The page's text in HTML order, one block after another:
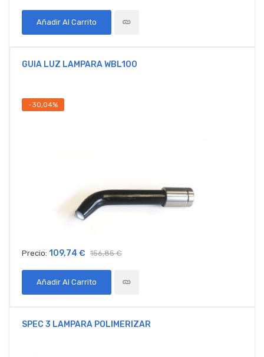
Añadir Al Carrito
GUIA LUZ LAMPARA WBL100
-30,04%
Precio: 109,74 € 156,85 €
Añadir Al Carrito
SPEC 3 LAMPARA POLIMERIZAR